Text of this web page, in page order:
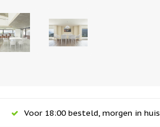
Voor 18:00 besteld, morgen in huis